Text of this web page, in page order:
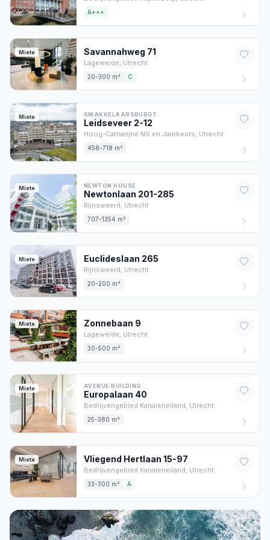
A+++
Miete Savannahweg 71
Lageweide, Utrecht
20-300 m² C
Miete SMAKKELAARSBURGT
Leidseveer 2-12
Hoog-Catharijne NS en Jaarbeurs, Utrecht
458-718 m²
Miete NEWTON HOUSE
Newtonlaan 201-285
Rijnsweerd, Utrecht
707-1354 m²
Miete Euclideslaan 265
Rijnsweerd, Utrecht
20-200 m²
Miete Zonnebaan 9
Lageweide, Utrecht
30-500 m²
Miete AVENUE BUILDING
Europalaan 40
Bedrijvengebied Kanaleneiland, Utrecht
25-380 m²
Miete Vliegend Hertlaan 15-97
Bedrijvengebied Kanaleneiland, Utrecht
33-300 m² A